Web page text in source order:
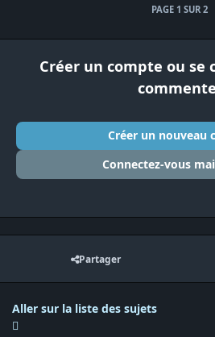
PAGE 1 SUR 2
Créer un compte ou se
Créer un nouveau
Connectez-vous
Partager
Aller sur la liste des sujets